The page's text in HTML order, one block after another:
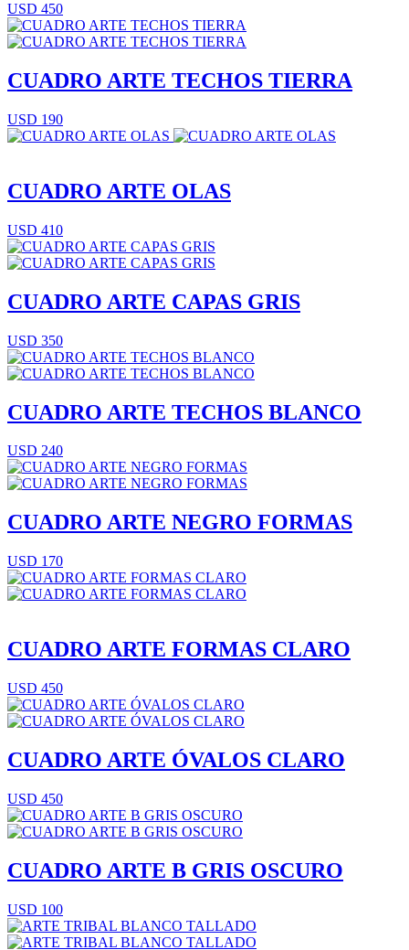
USD 450
CUADRO ARTE TECHOS TIERRA
USD 190
CUADRO ARTE OLAS
USD 410
CUADRO ARTE CAPAS GRIS
USD 350
CUADRO ARTE TECHOS BLANCO
USD 240
CUADRO ARTE NEGRO FORMAS
USD 170
CUADRO ARTE FORMAS CLARO
USD 450
CUADRO ARTE ÓVALOS CLARO
USD 450
CUADRO ARTE B GRIS OSCURO
USD 100